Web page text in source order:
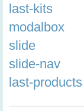
last-kits
modalbox
slide
slide-nav
last-products